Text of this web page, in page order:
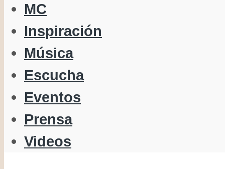
MC
Inspiración
Música
Escucha
Eventos
Prensa
Videos